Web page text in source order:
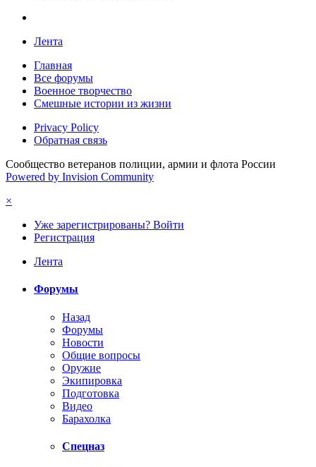
Лента
Главная
Все форумы
Военное творчество
Смешные истории из жизни
Privacy Policy
Обратная связь
Сообщество ветеранов полиции, армии и флота России
Powered by Invision Community
×
Уже зарегистрированы? Войти
Регистрация
Лента
Форумы
Назад
Форумы
Новости
Общие вопросы
Оружие
Экипировка
Подготовка
Видео
Барахолка
Спецназ